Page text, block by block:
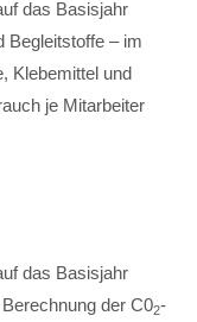
das Basisjahr
Begleitstoffe – im
Klebemittel und
je Mitarbeiter
das Basisjahr
der C02-